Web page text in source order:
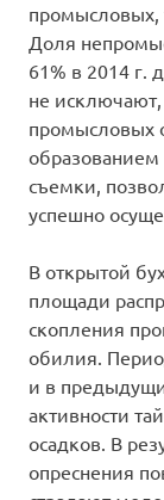
промысловых,
Доля
61% в 2014 г.
не
промысловых
образованием
съемки,
успешно
В открытой
площади
скопления
обилия.
и в
активности
осадков. В
опреснения